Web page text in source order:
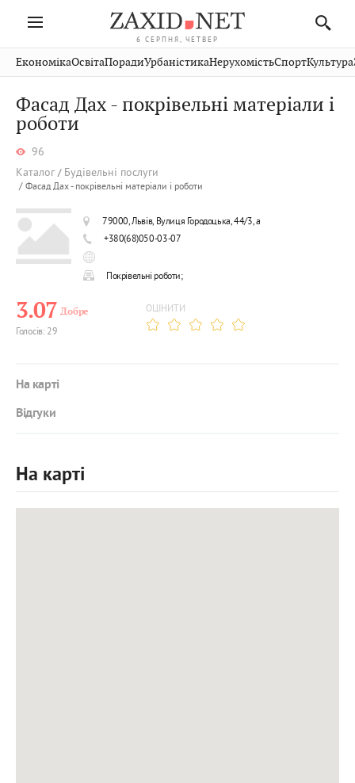
6 СЕРПНЯ, ЧЕТВЕР
Івано-
Франківськ
Тернопіль
Волинь
РівнеСтрий
Хмельницький
Публікації
Авто СловкоКультура
Кіно Дім СпортКраєзнавство
ЕкономікаОсвітаПорадиУрбаністикаНерухомістьСпортКультура
Фасад Дах - покрівельні матеріали і
роботи
96
Каталог
Будівельні послуги
Фасад Дах - покрівельні матеріали і роботи
79000, Львів, Вулиця Городоцька, 44/3, а
+380(68)050-03-07
Покрівельні роботи;
3.07 Добре
Голосів: 29
ОЦІНИТИ
На карті
Відгуки
На карті